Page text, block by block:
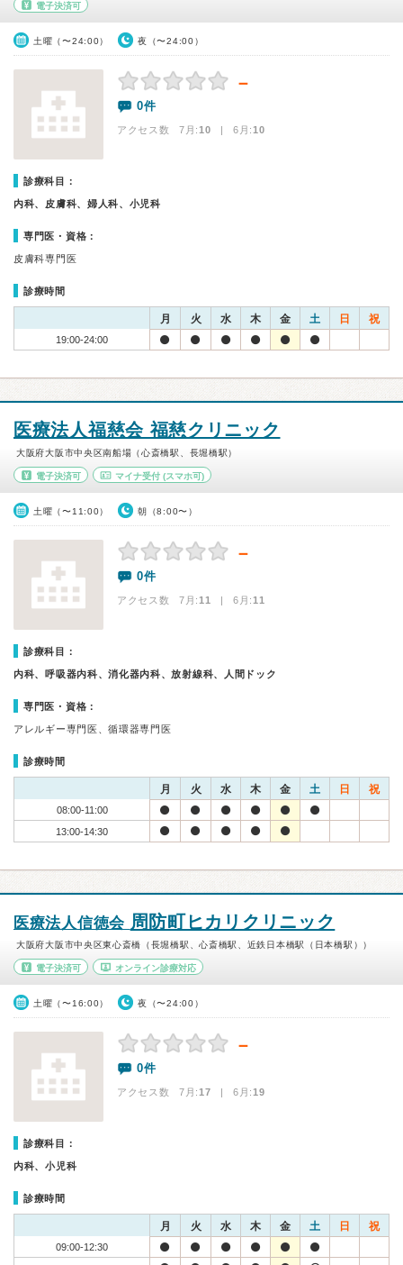
電子決済可
土曜（〜24:00） 夜（〜24:00）
－
0件
アクセス数 7月:10 | 6月:10
診療科目：
内科、皮膚科、婦人科、小児科
専門医・資格：
皮膚科専門医
診療時間
月 火 水 木 金 土 日 祝
19:00-24:00
医療法人福慈会 福慈クリニック
大阪府大阪市中央区南船場（心斎橋駅、長堀橋駅）
電子決済可 マイナ受付(スマホ可)
土曜（〜11:00） 朝（8:00〜）
－
0件
アクセス数 7月:11 | 6月:11
診療科目：
内科、呼吸器内科、消化器内科、放射線科、人間ドック
専門医・資格：
アレルギー専門医、循環器専門医
診療時間
月 火 水 木 金 土 日 祝
08:00-11:00
13:00-14:30
医療法人信徳会 周防町ヒカリクリニック
大阪府大阪市中央区東心斎橋（長堀橋駅、心斎橋駅、近鉄日本橋駅（日本橋駅））
電子決済可 オンライン診療対応
土曜（〜16:00） 夜（〜24:00）
－
0件
アクセス数 7月:17 | 6月:19
診療科目：
内科、小児科
診療時間
月 火 水 木 金 土 日 祝
09:00-12:30